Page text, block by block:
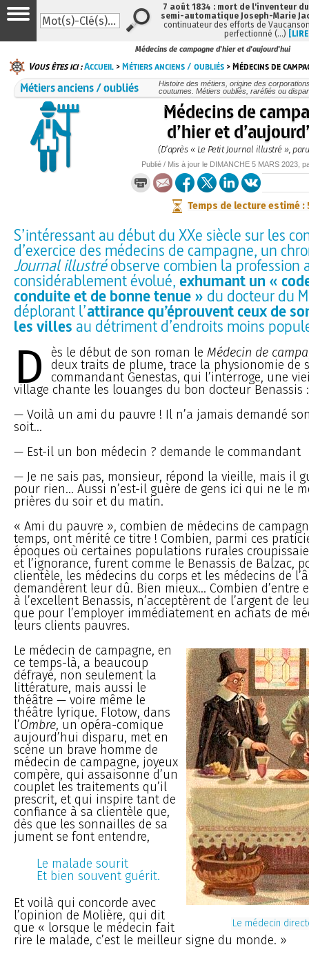
Médecins de campagne d'hier et d'aujourd'hui
Vous êtes ici :Accueil >Métiers anciens / oubliés > Médecins de
Métiers anciens / oubliés
Histoire des métiers, origine des
coutumes. Métiers oubliés, raréfiés ou
Médecins de
d’hier et
(D’après « Le Petit Journal illustré »,
Publié / Mis à jour le DIMANCHE 5 MARS 2023,
Temps de lecture estimé :
S’intéressant au début du XXe siècle sur les
d’exercice des médecins de campagne, un
Journal illustréobserve combien la profession
considérablement évolué,exhumant un «
conduite et de bonne tenue » du docteur du
déplorant l’attirance qu’éprouvent ceux de
les villes au détriment d’endroits moins
D ès le début de son roman leMédecin de
deux traits de plume, trace la physionomie de
commandant Genestas, qui l’interroge, une
village chante les louanges du bon docteur Benassis :
— Voilà un ami du pauvre ! Il n’a jamais demandé
soit...
— Est-il un bon médecin ? demande le commandant
— Je ne sais pas, monsieur, répond la vieille, mais il
pour rien... Aussi n’est-il guère de gens ici qui ne le
prières du soir et du matin.
« Ami du pauvre », combien de médecins de
temps, ont mérité ce titre ! Combien, parmi ces
époques où certaines populations rurales
et l’ignorance, furent comme le Benassis de Balzac,
clientèle, les médecins du corps et les médecins de
demandèrent leur dû. Bien mieux... Combien d’entre
à l’excellent Benassis, n’acceptèrent de l’argent de
que pour l’employer immédiatement en achats de
leurs clients pauvres.
Le médecin
Le médecin de campagne, en
ce temps-là, a beaucoup
défrayé, non seulement la
littérature, mais aussi le
théâtre — voire même le
théâtre lyrique. Flotow, dans
l’Ombre, un opéra-comique
aujourd’hui disparu, met en
scène un brave homme de
médecin de campagne, joyeux
compère, qui assaisonne d’un
couplet les traitements qu’il
prescrit, et qui inspire tant de
confiance à sa clientèle que,
dès que les sonnailles de sa
jument se font entendre,
Le malade sourit
Et bien souvent guérit.
Et voilà qui concorde avec
l’opinion de Molière, qui dit
que « lorsque le médecin fait
rire le malade, c’est le meilleur signe du monde. »
7 août 1834 : mort de l'inventeur
semi-automatique Joseph-Marie
continuateur des efforts de
perfectionné (…)